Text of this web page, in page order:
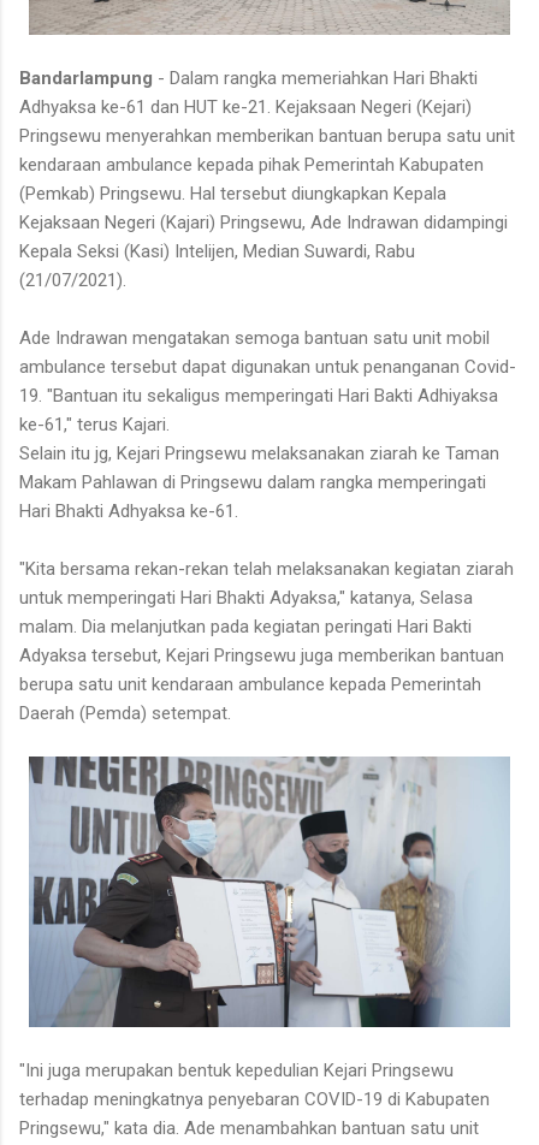
Bandarlampung - Dalam rangka memeriahkan Hari Bhakti
Adhyaksa ke-61 dan HUT ke-21. Kejaksaan Negeri (Kejari)
Pringsewu menyerahkan memberikan bantuan berupa satu unit
kendaraan ambulance kepada pihak Pemerintah Kabupaten
(Pemkab) Pringsewu. Hal tersebut diungkapkan Kepala
Kejaksaan Negeri (Kajari) Pringsewu, Ade Indrawan didampingi
Kepala Seksi (Kasi) Intelijen, Median Suwardi, Rabu
(21/07/2021).
Ade Indrawan mengatakan semoga bantuan satu unit mobil
ambulance tersebut dapat digunakan untuk penanganan Covid-
19. "Bantuan itu sekaligus memperingati Hari Bakti Adhiyaksa
ke-61," terus Kajari.
Selain itu jg, Kejari Pringsewu melaksanakan ziarah ke Taman
Makam Pahlawan di Pringsewu dalam rangka memperingati
Hari Bhakti Adhyaksa ke-61.
"Kita bersama rekan-rekan telah melaksanakan kegiatan ziarah
untuk memperingati Hari Bhakti Adyaksa," katanya, Selasa
malam. Dia melanjutkan pada kegiatan peringati Hari Bakti
Adyaksa tersebut, Kejari Pringsewu juga memberikan bantuan
berupa satu unit kendaraan ambulance kepada Pemerintah
Daerah (Pemda) setempat.
"Ini juga merupakan bentuk kepedulian Kejari Pringsewu
terhadap meningkatnya penyebaran COVID-19 di Kabupaten
Pringsewu," kata dia. Ade menambahkan bantuan satu unit